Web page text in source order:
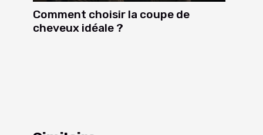
Comment choisir la coupe de
cheveux idéale ?